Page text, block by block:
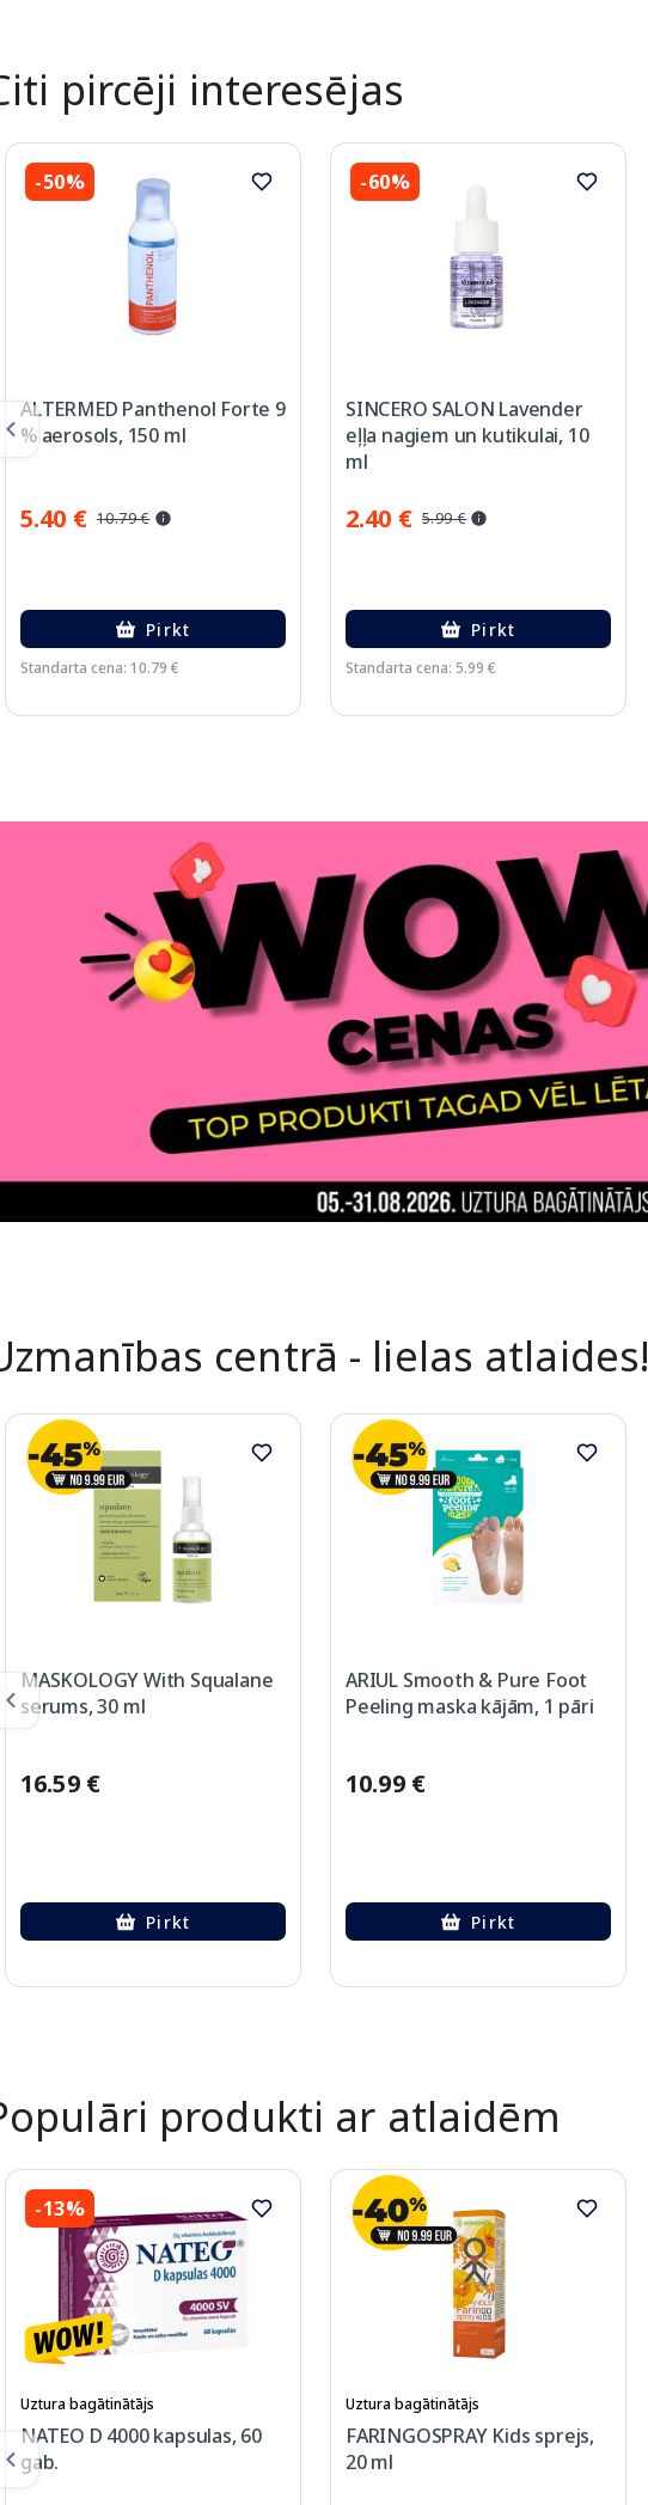
pircēji interesējas
-50%
ALTERMED Panthenol Forte 9
% aerosols, 150 ml
5.40 € 10.79 €
Pirkt
Standarta cena: 10.79 €
-60%
SINCERO SALON Lavender
eļļa nagiem un kutikulai, 10
ml
2.40 € 5.99 €
Pirkt
Standarta cena: 5.99 €
centrā - lielas atlaides!
MASKOLOGY With Squalane
serums, 30 ml
16.59 €
Pirkt
ARIUL Smooth & Pure Foot
Peeling maska kājām, 1 pāri
10.99 €
Pirkt
produkti ar atlaidēm
-13%
Uztura bagātinātājs
NATEO D 4000 kapsulas, 60
gab.
Uztura bagātinātājs
FARINGOSPRAY Kids sprejs,
20 ml